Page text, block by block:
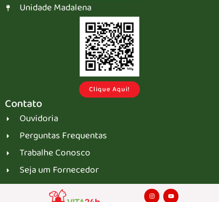
Unidade Madalena
Clique Aqui!
Contato
Ouvidoria
Perguntas Frequentas
Trabalhe Conosco
Seja um Fornecedor
I
n
Y
o